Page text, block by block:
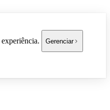
Gerenciar